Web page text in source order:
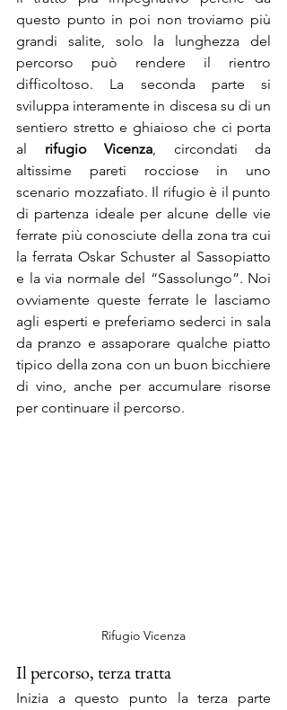
questo punto in poi non troviamo più
grandi salite, solo la lunghezza del
percorso può rendere il rientro
difficoltoso. La seconda parte si
sviluppa interamente in discesa su di un
sentiero stretto e ghiaioso che ci porta
al rifugio Vicenza, circondati da
altissime pareti rocciose in uno
scenario mozzafiato. Il rifugio è il punto
di partenza ideale per alcune delle vie
ferrate più conosciute della zona tra cui
la ferrata Oskar Schuster al Sassopiatto
e la via normale del “Sassolungo”. Noi
ovviamente queste ferrate le lasciamo
agli esperti e preferiamo sederci in sala
da pranzo e assaporare qualche piatto
tipico della zona con un buon bicchiere
di vino, anche per accumulare risorse
per continuare il percorso.
Rifugio Vicenza
Il percorso, terza tratta
Inizia a questo punto la terza parte